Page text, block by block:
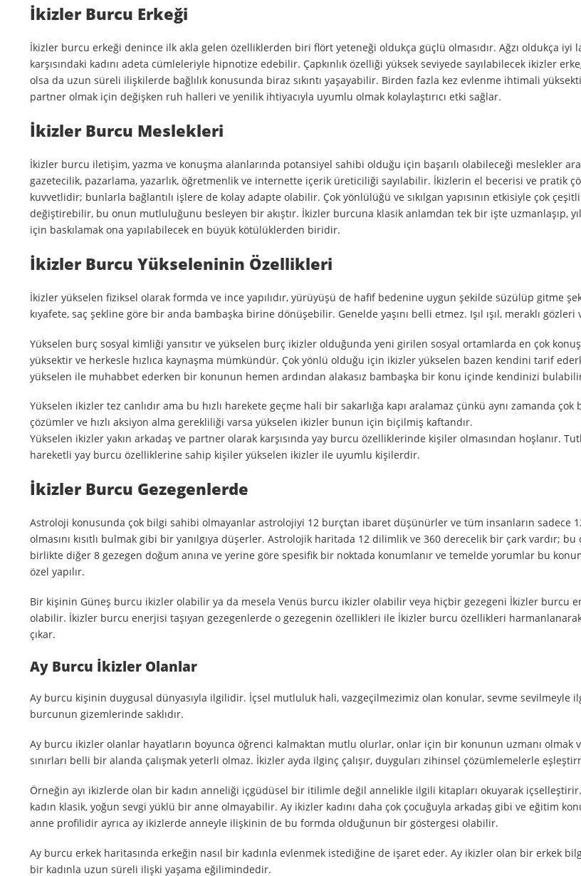
İkizler Burcu Erkeği
İkizler burcu erkeği denince ilk akla gelen özelliklerden biri flört yeteneği oldukça güçlü olmasıdır. Ağzı oldukça iyi
karşısındaki kadını adeta cümleleriyle hipnotize edebilir. Çapkınlık özelliği yüksek seviyede sayılabilecek ikizler
olsa da uzun süreli ilişkilerde bağlılık konusunda biraz sıkıntı yaşayabilir. Birden fazla kez evlenme ihtimali
partner olmak için değişken ruh halleri ve yenilik ihtiyacıyla uyumlu olmak kolaylaştırıcı etki sağlar.
İkizler Burcu Meslekleri
İkizler burcu iletişim, yazma ve konuşma alanlarında potansiyel sahibi olduğu için başarılı olabileceği meslekler
gazetecilik, pazarlama, yazarlık, öğretmenlik ve internette içerik üreticiliği sayılabilir. İkizlerin el becerisi ve pratik
kuvvetlidir; bunlarla bağlantılı işlere de kolay adapte olabilir. Çok yönlülüğü ve sıkılgan yapısının etkisiyle çok
değiştirebilir, bu onun mutluluğunu besleyen bir akıştır. İkizler burcuna klasik anlamdan tek bir işte uzmanlaşıp,
için baskılamak ona yapılabilecek en büyük kötülüklerden biridir.
İkizler Burcu Yükseleninin Özellikleri
İkizler yükselen fiziksel olarak formda ve ince yapılıdır, yürüyüşü de hafif bedenine uygun şekilde süzülüp gitme
kıyafete, saç şekline göre bir anda bambaşka birine dönüşebilir. Genelde yaşını belli etmez. Işıl ışıl, meraklı gözleri
Yükselen burç sosyal kimliği yansıtır ve yükselen burç ikizler olduğunda yeni girilen sosyal ortamlarda en çok
yüksektir ve herkesle hızlıca kaynaşma mümkündür. Çok yönlü olduğu için ikizler yükselen bazen kendini tarif
yükselen ile muhabbet ederken bir konunun hemen ardından alakasız bambaşka bir konu içinde kendinizi
Yükselen ikizler tez canlıdır ama bu hızlı harekete geçme hali bir sakarlığa kapı aralamaz çünkü aynı zamanda
çözümler ve hızlı aksiyon alma gerekliliği varsa yükselen ikizler bunun için biçilmiş kaftandır.
Yükselen ikizler yakın arkadaş ve partner olarak karşısında yay burcu özelliklerinde kişiler olmasından hoşlanır.
hareketli yay burcu özelliklerine sahip kişiler yükselen ikizler ile uyumlu kişilerdir.
İkizler Burcu Gezegenlerde
Astroloji konusunda çok bilgi sahibi olmayanlar astrolojiyi 12 burçtan ibaret düşünürler ve tüm insanların sadece
olmasını kısıtlı bulmak gibi bir yanılgıya düşerler. Astrolojik haritada 12 dilimlik ve 360 derecelik bir çark vardır; bu
birlikte diğer 8 gezegen doğum anına ve yerine göre spesifik bir noktada konumlanır ve temelde yorumlar bu
özel yapılır.
Bir kişinin Güneş burcu ikizler olabilir ya da mesela Venüs burcu ikizler olabilir veya hiçbir gezegeni İkizler burcu
olabilir. İkizler burcu enerjisi taşıyan gezegenlerde o gezegenin özellikleri ile İkizler burcu özellikleri
çıkar.
Ay Burcu İkizler Olanlar
Ay burcu kişinin duygusal dünyasıyla ilgilidir. İçsel mutluluk hali, vazgeçilmezimiz olan konular, sevme sevilmeyle
burcunun gizemlerinde saklıdır.
Ay burcu ikizler olanlar hayatların boyunca öğrenci kalmaktan mutlu olurlar, onlar için bir konunun uzmanı olmak
sınırları belli bir alanda çalışmak yeterli olmaz. İkizler ayda ilginç çalışır, duyguları zihinsel çözümlemelerle
Örneğin ayı ikizlerde olan bir kadın anneliği içgüdüsel bir itilimle değil annelikle ilgili kitapları okuyarak
kadın klasik, yoğun sevgi yüklü bir anne olmayabilir. Ay ikizler kadını daha çok çocuğuyla arkadaş gibi ve eğitim
anne profilidir ayrıca ay ikizlerde anneyle ilişkinin de bu formda olduğunun bir göstergesi olabilir.
Ay burcu erkek haritasında erkeğin nasıl bir kadınla evlenmek istediğine de işaret eder. Ay ikizler olan bir erkek
bir kadınla uzun süreli ilişki yaşama eğilimindedir.